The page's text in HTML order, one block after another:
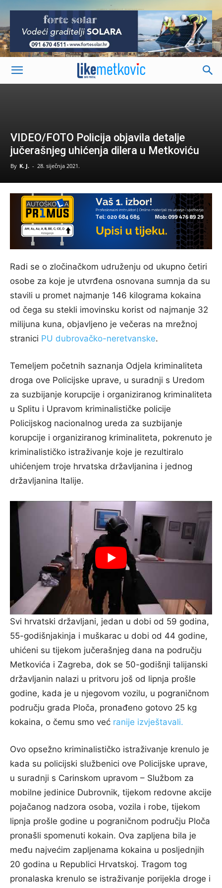
-
VIDEO/FOTO Policija objavila detalje
jučerašnjeg uhićenja dilera u Metkoviću
By K. J. - 28. siječnja 2021.
Radi se o zločinačkom udruženju od ukupno četiri
osobe za koje je utvrđena osnovana sumnja da su
stavili u promet najmanje 146 kilograma kokaina
od čega su stekli imovinsku korist od najmanje 32
milijuna kuna, objavljeno je večeras na mrežnoj
stranici PU dubrovačko-neretvanske.
Temeljem početnih saznanja Odjela kriminaliteta
droga ove Policijske uprave, u suradnji s Uredom
za suzbijanje korupcije i organiziranog kriminaliteta
u Splitu i Upravom kriminalističke policije
Policijskog nacionalnog ureda za suzbijanje
korupcije i organiziranog kriminaliteta, pokrenuto je
kriminalističko istraživanje koje je rezultiralo
uhićenjem troje hrvatska državljanina i jednog
državljanina Italije.
Svi hrvatski državljani, jedan u dobi od 59 godina,
55-godišnjakinja i muškarac u dobi od 44 godine,
uhićeni su tijekom jučerašnjeg dana na području
Metkovića i Zagreba, dok se 50-godišnji talijanski
državljanin nalazi u pritvoru još od lipnja prošle
godine, kada je u njegovom vozilu, u pograničnom
području grada Ploča, pronađeno gotovo 25 kg
kokaina, o čemu smo već ranije izvještavali.
Ovo opsežno kriminalističko istraživanje krenulo je
kada su policijski službenici ove Policijske uprave,
u suradnji s Carinskom upravom – Službom za
mobilne jedinice Dubrovnik, tijekom redovne akcije
pojačanog nadzora osoba, vozila i robe, tijekom
lipnja prošle godine u pograničnom području Ploča
pronašli spomenuti kokain. Ova zapljena bila je
među najvećim zapljenama kokaina u posljednjih
20 godina u Republici Hrvatskoj. Tragom tog
pronalaska krenulo se istraživanje porijekla droge i